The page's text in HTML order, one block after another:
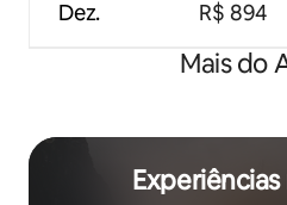
Dez. R$ 894
Mais do